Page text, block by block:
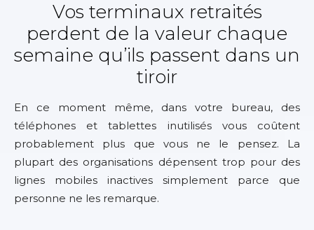
Vos terminaux retraités
perdent de la valeur chaque
semaine qu’ils passent dans un
tiroir
En ce moment même, dans votre bureau, des
téléphones et tablettes inutilisés vous coûtent
probablement plus que vous ne le pensez. La
plupart des organisations dépensent trop pour des
lignes mobiles inactives simplement parce que
personne ne les remarque.